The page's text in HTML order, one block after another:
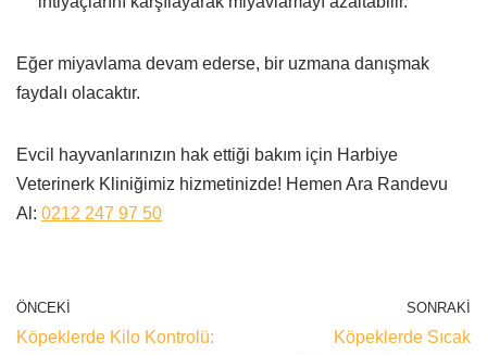
Eğer miyavlama devam ederse, bir uzmana danışmak
faydalı olacaktır.
Evcil hayvanlarınızın hak ettiği bakım için Harbiye
Veterinerk Kliniğimiz hizmetinizde! Hemen Ara Randevu
Al: 0212 247 97 50
ÖNCEKI
Köpeklerde Kilo Kontrolü:
SONRAKI
Köpeklerde Sıcak